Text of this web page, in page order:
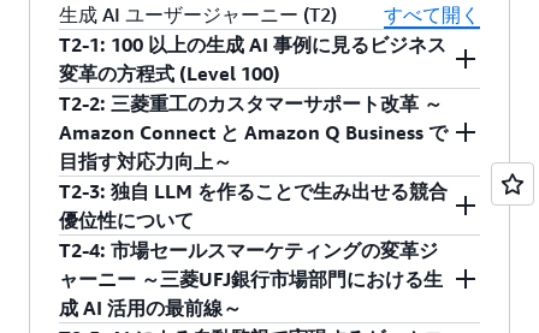
生成 AI ユーザージャーニー (T2)
すべて開く
T2-1: 100 以上の生成 AI 事例に見るビジネス
変革の方程式 (Level 100)
IPA の DX 動向 2024 では従業員数 1,001 人以上
の企業において生成 AI を導入または試験利用を
している企業は 7 割以上に上っています。一方
で DX、特に新規サービスの創出やビジネスモデ
ルの根本的な変革を伴うデジタルトランスフォ
ーメーションの進捗は停滞しており、成果の出
ている割合は先を進む米国とで 3 倍近い差があ
る現状は変わっていません。本セッションで
T2-2: 三菱重工のカスタマーサポート改革 ～
Amazon Connect と Amazon Q Business で
目指す対応力向上～
米国拠点のカスタマーサポート部門では、電話
対応業務における属人性や業務の偏りが課題で
した。これを解決するため、電話窓口を Amazon
Connect に移行し、Amazon Connect Contact
Lens 等を活用して通話内容の書き起こしや要
T2-3: 独自 LLM を作ることで生み出せる競合
優位性について
カラクリは創業以来、独自の言語モデルの開発
を行ってきました。カラクリの LLM は AWS
Trainium を活用することで、低コストながら高
T2-4: 市場セールスマーケティングの変革ジ
ャーニー ～三菱UFJ銀行市場部門における生
成 AI 活用の最前線～